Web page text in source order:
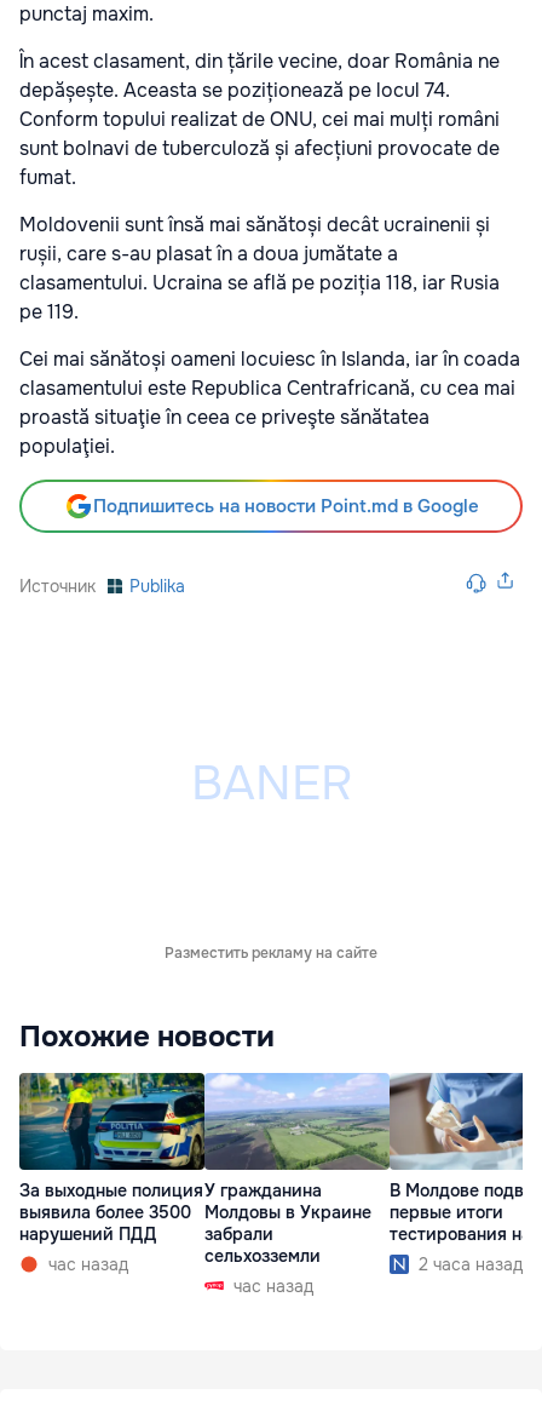
punctaj maxim.
În acest clasament, din țările vecine, doar România ne
depășește. Aceasta se poziționează pe locul 74.
Conform topului realizat de ONU, cei mai mulți români
sunt bolnavi de tuberculoză și afecțiuni provocate de
fumat.
Moldovenii sunt însă mai sănătoși decât ucrainenii și
rușii, care s-au plasat în a doua jumătate a
clasamentului. Ucraina se află pe poziția 118, iar Rusia
pe 119.
Cei mai sănătoși oameni locuiesc în Islanda, iar în coada
clasamentului este Republica Centrafricană, cu cea mai
proastă situaţie în ceea ce priveşte sănătatea
populaţiei.
Подпишитесь на новости Point.md в Google
Источник Publika
Разместить рекламу на сайте
Похожие новости
За выходные полиция
выявила более 3500
нарушений ПДД
час назад
У гражданина
Молдовы в Украине
забрали
сельхозземли
час назад
В Молдове
первые итоги
тестирования на
2 часа назад